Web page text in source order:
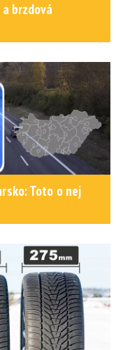
brzdová
Toto o nej